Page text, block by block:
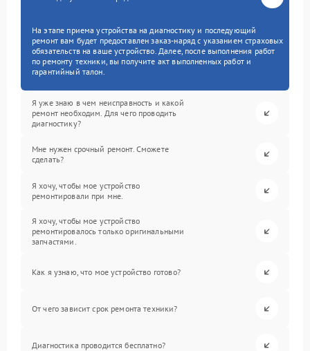
На этапе приема устройства на диагностику и последующий
ремонт вам будет предоставлен заказ-наряд с указанием страховых
обязательств на ваше устройство. Далее, после выполнения работ
по ремонту техники, вы получите акт выполненных работ и
гарантийный талон.
Я уже знаю в чем неисправность и какой
ремонт необходим. Для чего проводить
диагностику?
Мне нужен срочный ремонт. Сможете
сделать?
Я хочу, чтобы мое устройство
ремонтировали при мне.
Я хочу, чтобы мое устройство
ремонтировалось только оригинальными
запчастями.
Как я узнаю, что мое устройство готово?
От чего зависит срок ремонта техники?
Диагностика проводится бесплатно?